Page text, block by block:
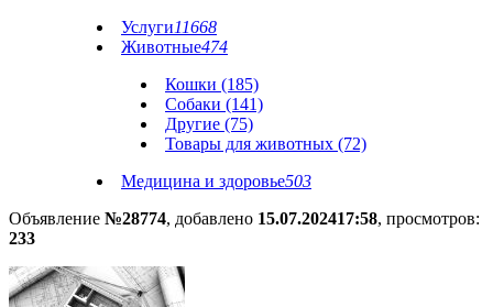
Услуги11668
Животные474
Кошки (185)
Собаки (141)
Другие (75)
Товары для животных (72)
Медицина и здоровье503
Объявление №28774, добавлено 15.07.202417:58, просмотров:
233